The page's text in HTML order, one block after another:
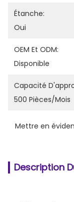
Étanche:
Oui
OEM Et ODM:
Disponible
Capacité
500 Pièces/mois
Mettre en
Description